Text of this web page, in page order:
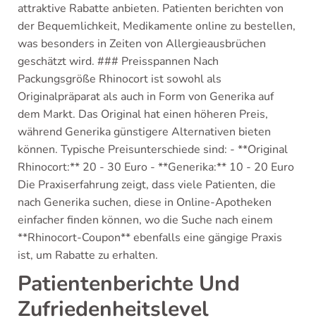
attraktive Rabatte anbieten. Patienten berichten von
der Bequemlichkeit, Medikamente online zu bestellen,
was besonders in Zeiten von Allergieausbrüchen
geschätzt wird. ### Preisspannen Nach
Packungsgröße Rhinocort ist sowohl als
Originalpräparat als auch in Form von Generika auf
dem Markt. Das Original hat einen höheren Preis,
während Generika günstigere Alternativen bieten
können. Typische Preisunterschiede sind: - **Original
Rhinocort:** 20 - 30 Euro - **Generika:** 10 - 20 Euro
Die Praxiserfahrung zeigt, dass viele Patienten, die
nach Generika suchen, diese in Online-Apotheken
einfacher finden können, wo die Suche nach einem
**Rhinocort-Coupon** ebenfalls eine gängige Praxis
ist, um Rabatte zu erhalten.
Patientenberichte Und
Zufriedenheitslevel